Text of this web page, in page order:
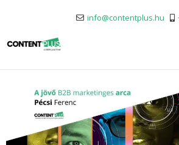
info@contentplus.hu